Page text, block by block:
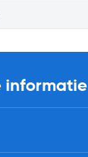
informatie